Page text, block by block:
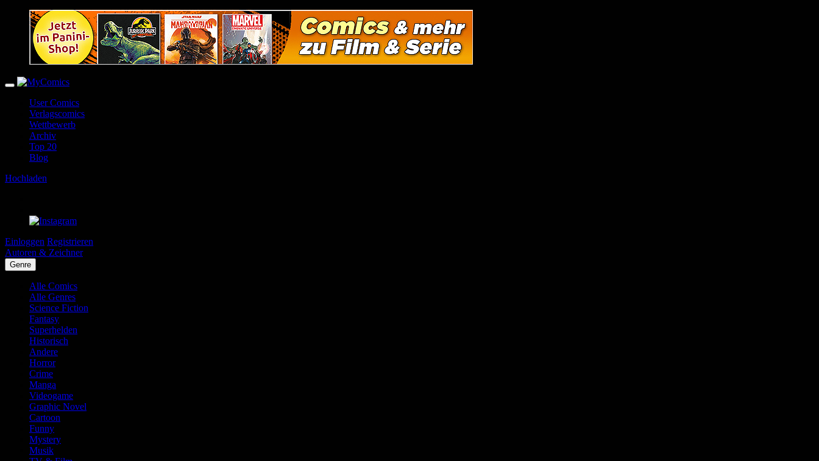
User Comics
Verlagscomics
Wettbewerb
Archiv
Top 20
Blog
Hochladen
Einloggen Registrieren
Autoren & Zeichner
Genre
Alle Comics
Alle Genres
Science Fiction
Fantasy
Superhelden
Historisch
Andere
Horror
Crime
Manga
Videogame
Graphic Novel
Cartoon
Funny
Mystery
Musik